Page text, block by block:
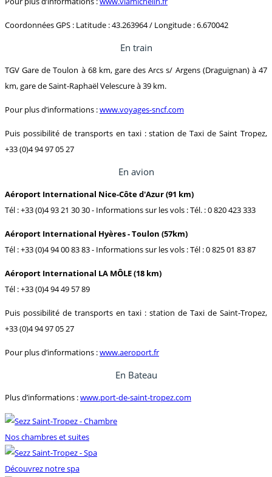
Coordonnées GPS : Latitude : 43.263964 / Longitude : 6.670042
En train
TGV Gare de Toulon à 68 km, gare des Arcs s/ Argens (Draguignan) à 47
km, gare de Saint-Raphaël Velescure à 39 km.
Pour plus d’informations :www.voyages-sncf.com
Puis possibilité de transports en taxi : station de Taxi de Saint Tropez,
+33 (0)4 94 97 05 27
En avion
Aéroport International Nice-Côte d'Azur (91 km)
Tél : +33 (0)4 93 21 30 30 - Informations sur les vols : Tél. : 0 820 423 333
Aéroport International Hyères - Toulon (57km)
Tél : +33 (0)4 94 00 83 83 - Informations sur les vols : Tél : 0 825 01 83 87
Aéroport International LA MÔLE (18 km)
Tél : +33 (0)4 94 49 57 89
Puis possibilité de transports en taxi : station de Taxi de Saint-Tropez,
+33 (0)4 94 97 05 27
Pour plus d’informations :www.aeroport.fr
En Bateau
Plus d’informations :www.port-de-saint-tropez.com
Nos chambres et suites
Découvrez notre spa